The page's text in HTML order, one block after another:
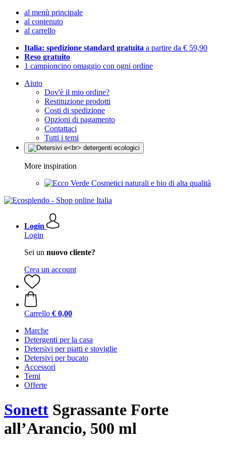
al menù principale
al contenuto
al carrello
Italia: spedizione standard gratuita a partire da € 59,90
Reso gratuito
1 campioncino omaggio con ogni ordine
Aiuto
Dov'è il mio ordine?
Restituzione prodotti
Costi di spedizione
Opzioni di pagamento
Contattaci
Tutti i temi
More inspiration
Cosmetici naturali e bio di alta qualità
Login
Login
Sei un nuovo cliente?
Crea un account
Carrello € 0,00
Marche
Detergenti per la casa
Detersivi per piatti e stoviglie
Detersivi per bucato
Accessori
Temi
Offerte
Sonett Sgrassante Forte
all’Arancio, 500 ml